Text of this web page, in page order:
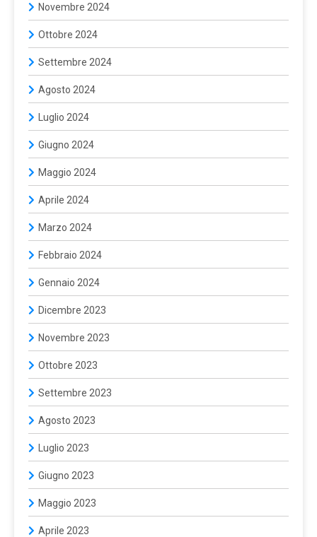
Novembre 2024
Ottobre 2024
Settembre 2024
Agosto 2024
Luglio 2024
Giugno 2024
Maggio 2024
Aprile 2024
Marzo 2024
Febbraio 2024
Gennaio 2024
Dicembre 2023
Novembre 2023
Ottobre 2023
Settembre 2023
Agosto 2023
Luglio 2023
Giugno 2023
Maggio 2023
Aprile 2023